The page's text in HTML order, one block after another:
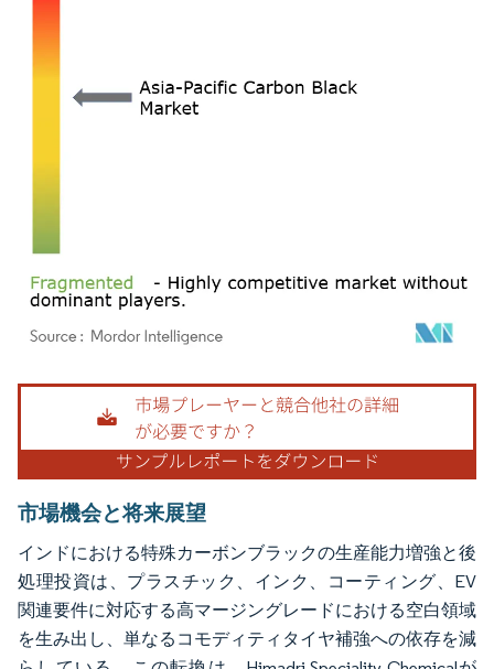
画像 © Mordor Intelligence。再利用にはCC BY 4.0の表示が必要です。
市場機会と将来展望
インドにおける特殊カーボンブラックの生産能力増強と後
処理投資は、プラスチック、インク、コーティング、EV
関連要件に対応する高マージングレードにおける空白領域
を生み出し、単なるコモディティタイヤ補強への依存を減